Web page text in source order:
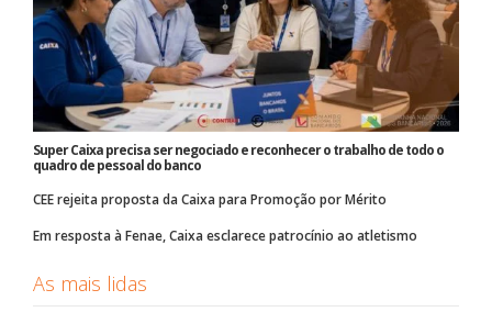
Super Caixa precisa ser negociado e reconhecer o trabalho de todo o
quadro de pessoal do banco
CEE rejeita proposta da Caixa para Promoção por Mérito
Em resposta à Fenae, Caixa esclarece patrocínio ao atletismo
As mais lidas